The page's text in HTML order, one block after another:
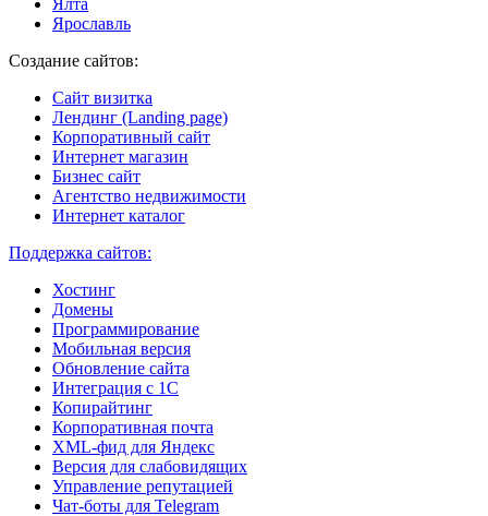
Ялта
Ярославль
Создание сайтов:
Сайт визитка
Лендинг (Landing page)
Корпоративный сайт
Интернет магазин
Бизнес сайт
Агентство недвижимости
Интернет каталог
Поддержка сайтов:
Хостинг
Домены
Программирование
Мобильная версия
Обновление сайта
Интеграция с 1С
Копирайтинг
Корпоративная почта
XML-фид для Яндекс
Версия для слабовидящих
Управление репутацией
Чат-боты для Telegram